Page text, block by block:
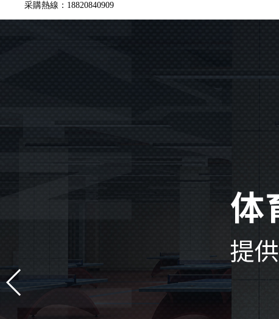
采購熱線：18820840909